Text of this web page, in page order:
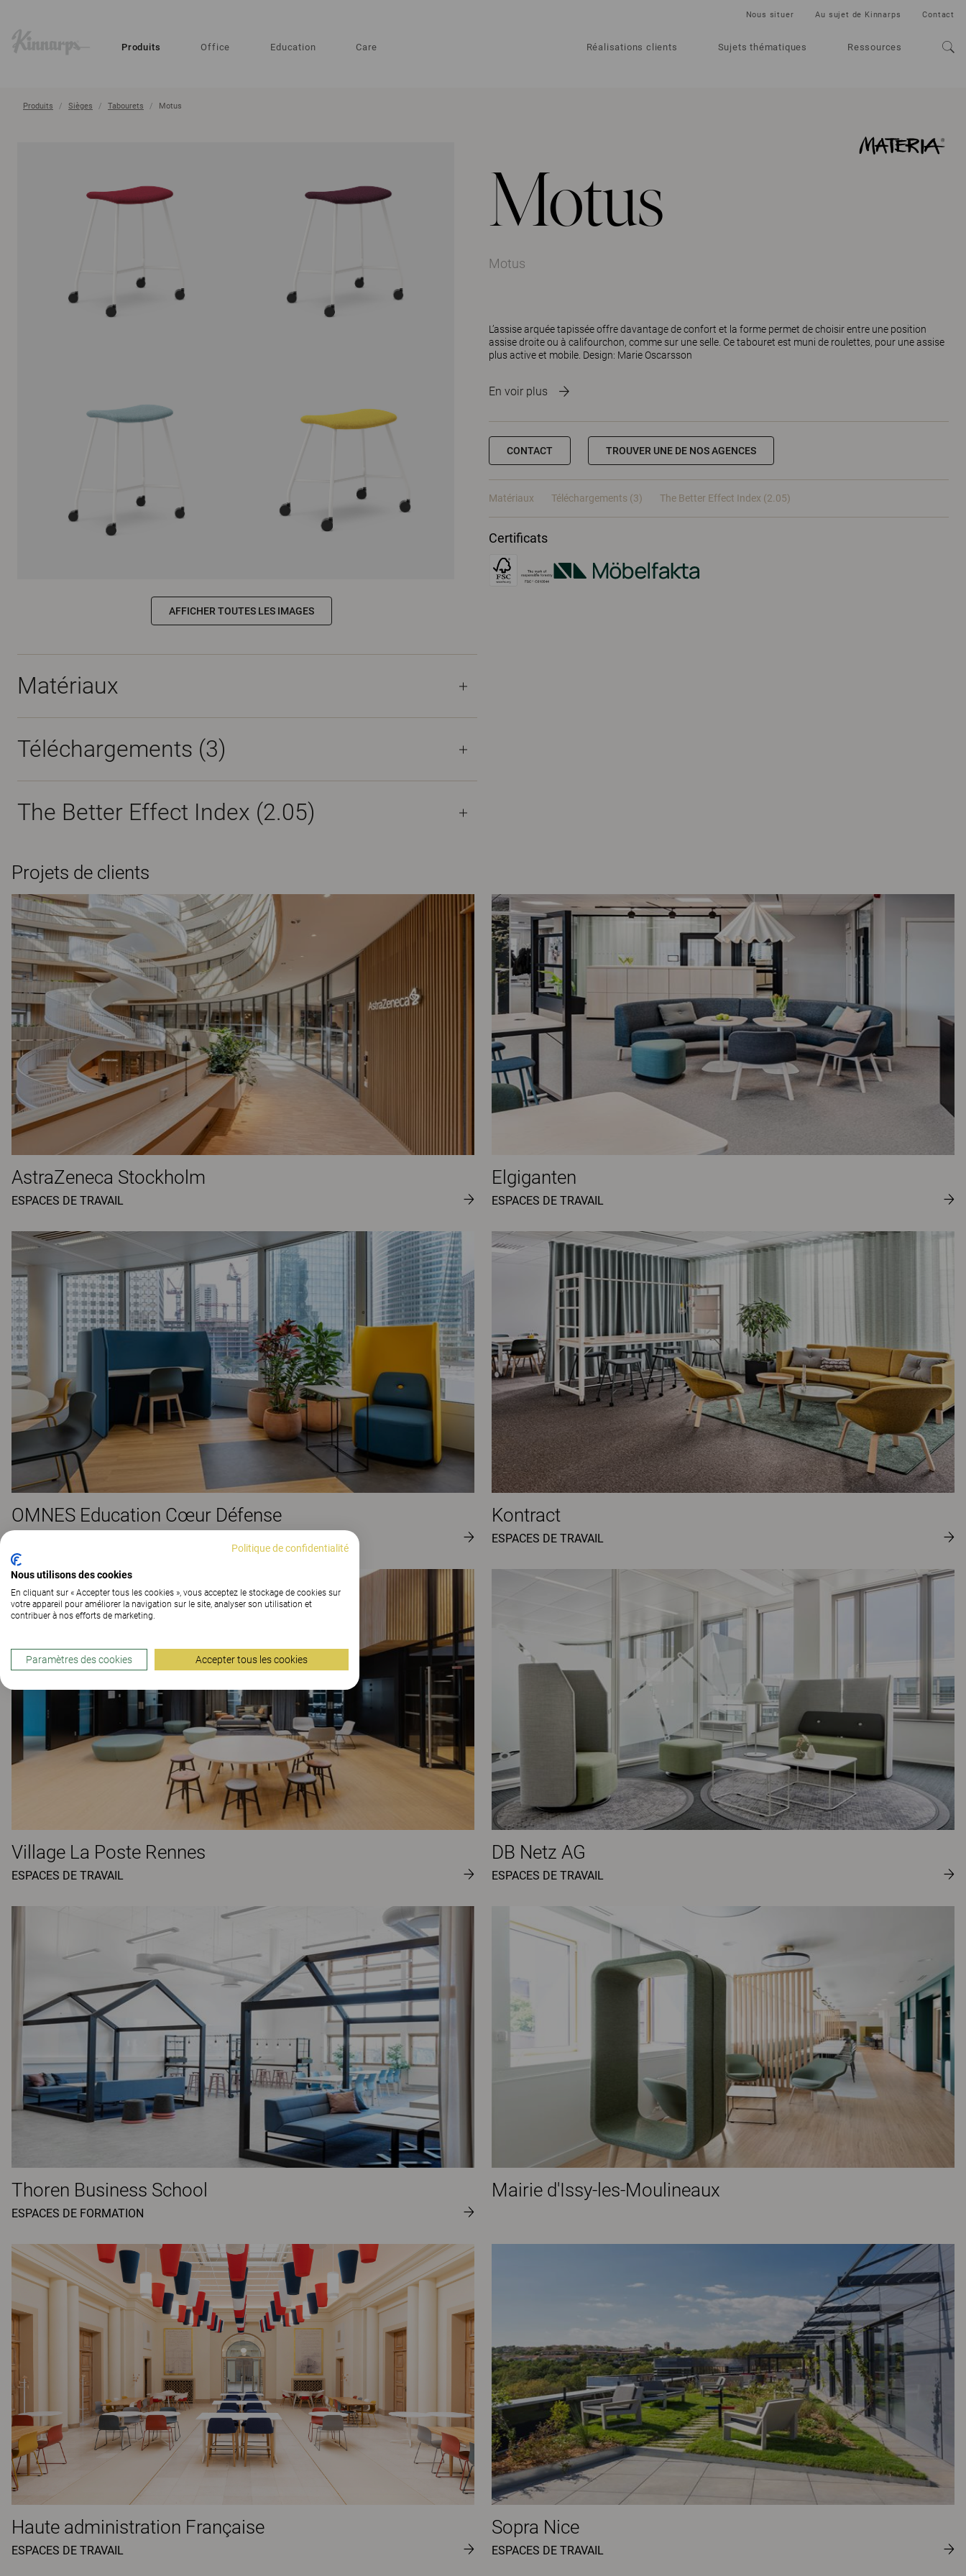
Produits Office Education Care Réalisations clients Sujets thématiques Ressources
Nous situer Au sujet de Kinnarps Contact
Produits Sièges Tabourets Motus
Motus
Motus
L’assise arquée tapissée offre davantage de confort et la forme permet de choisir entre une position
assise droite ou à califourchon, comme sur une selle. Ce tabouret est muni de roulettes, pour une assise
plus active et mobile. Design: Marie Oscarsson
En voir plus
CONTACT TROUVER UNE DE NOS AGENCES
Matériaux Téléchargements (3) The Better Effect Index (2.05)
Certificats
AFFICHER TOUTES LES IMAGES
Matériaux
Téléchargements (3)
The Better Effect Index (2.05)
Projets de clients
AstraZeneca Stockholm
ESPACES DE TRAVAIL
Elgiganten
ESPACES DE TRAVAIL
OMNES Education Cœur Défense Kontract
ESPACES DE TRAVAIL
Village La Poste Rennes
ESPACES DE TRAVAIL
DB Netz AG
ESPACES DE TRAVAIL
Thoren Business School
ESPACES DE FORMATION
Mairie d'Issy-les-Moulineaux
Haute administration Française
ESPACES DE TRAVAIL
Sopra Nice
ESPACES DE TRAVAIL
Politique de confidentialité
Nous utilisons des cookies
En cliquant sur « Accepter tous les cookies », vous acceptez le stockage de cookies sur
votre appareil pour améliorer la navigation sur le site, analyser son utilisation et
contribuer à nos efforts de marketing.
Paramètres des cookies Accepter tous les cookies